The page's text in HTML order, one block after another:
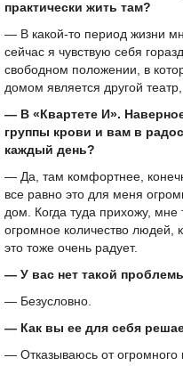
практически жить там?
— В какой-то период жизни
сейчас я чувствую себя
свободном положении, в
домом является другой
— В «Квартете И».
группы крови и вам в
каждый день?
— Да, там комфортнее,
все равно это для меня
дом. Когда туда прихожу,
огромное количество
это тоже очень радует.
— У вас нет такой
— Безусловно.
— Как вы ее для себя
— Отказываюсь от огромного